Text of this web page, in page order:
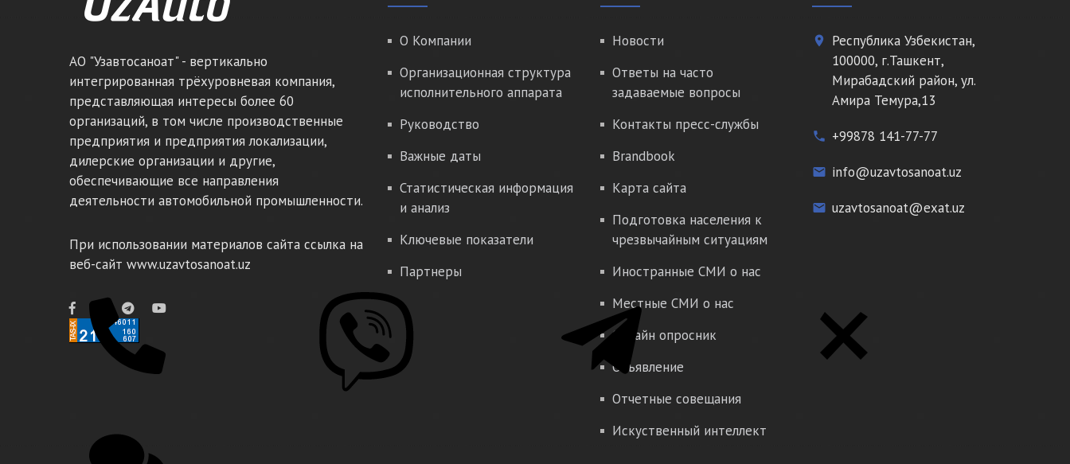
АО "Узавтосаноат" - вертикально
интегрированная трёхуровневая компания,
представляющая интересы более 60
организаций, в том числе производственные
предприятия и предприятия локализации,
дилерские организации и другие,
обеспечивающие все направления
деятельности автомобильной промышленности.
При использовании материалов сайта ссылка на
веб-сайт www.uzavtosanoat.uz
О Компании
Организационная структура
исполнительного аппарата
Руководство
Важные даты
Статистическая информация
и анализ
Ключевые показатели
Партнеры
Новости
Ответы на часто
задаваемые вопросы
Контакты пресс-службы
Brandbook
Карта сайта
Подготовка населения к
чрезвычайным ситуациям
Иностранные СМИ о нас
Местные СМИ о нас
Онлайн опросник
Объявление
Отчетные совещания
Искуственный интеллект
place
Республика Узбекистан,
100000, г.Ташкент,
Мирабадский район, ул.
Амира Темура,13
phone +99878 141-77-77
email info@uzavtosanoat.uz
email uzavtosanoat@exat.uz